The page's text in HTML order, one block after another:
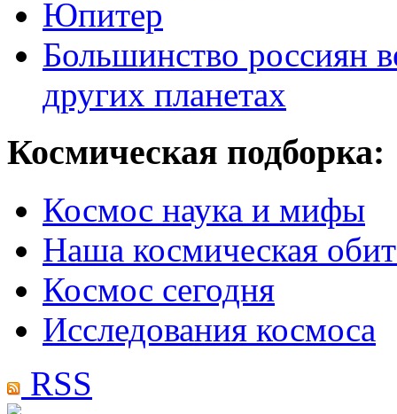
Юпитер
Большинство россиян
других планетах
Космическая подборка:
Космос наука и мифы
Наша космическая
Космос сегодня
Исследования космоса
RSS